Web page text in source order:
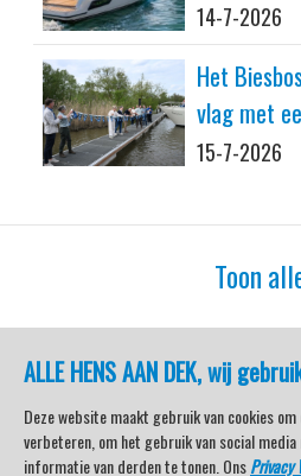
ALLE HENS AAN DEK, wij
Deze website maakt gebruik van cookies
verbeteren, om het gebruik van social
informatie van derden te tonen. OnsPrivacy
14-7-2026
Het
vlag met
15-7-2026
Toon
Lemmer